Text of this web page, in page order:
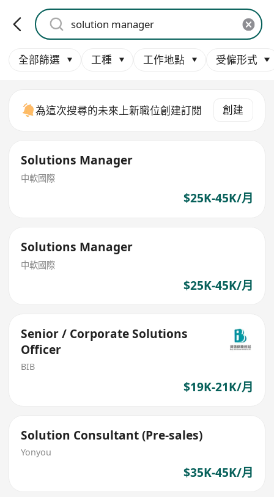
全部篩選 工種 工作地點 受僱形式
為這次搜尋的未來上新職位創建訂閱 創建
Solutions Manager
中軟國際
$25K-45K/月
Solutions Manager
中軟國際
$25K-45K/月
Senior / Corporate Solutions
Officer
BIB
$19K-21K/月
Solution Consultant (Pre-sales)
Yonyou
$35K-45K/月